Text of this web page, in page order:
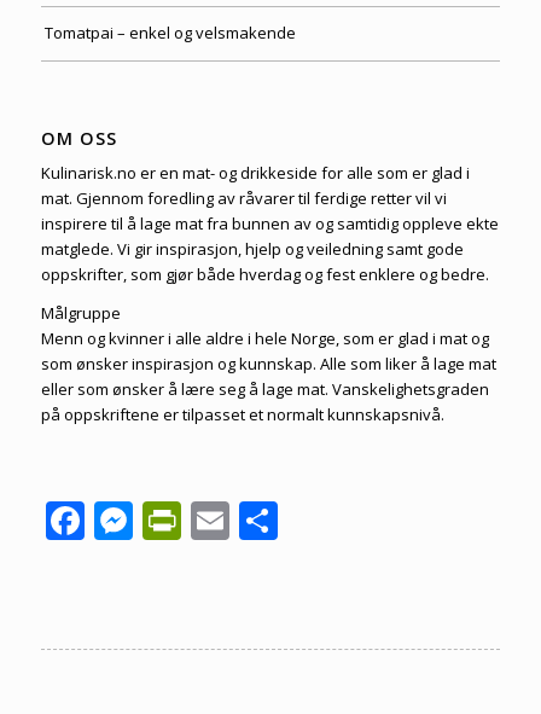
Tomatpai – enkel og velsmakende
OM OSS
Kulinarisk.no er en mat- og drikkeside for alle som er glad i
mat. Gjennom foredling av råvarer til ferdige retter vil vi
inspirere til å lage mat fra bunnen av og samtidig oppleve ekte
matglede. Vi gir inspirasjon, hjelp og veiledning samt gode
oppskrifter, som gjør både hverdag og fest enklere og bedre.
Målgruppe
Menn og kvinner i alle aldre i hele Norge, som er glad i mat og
som ønsker inspirasjon og kunnskap. Alle som liker å lage mat
eller som ønsker å lære seg å lage mat. Vanskelighetsgraden
på oppskriftene er tilpasset et normalt kunnskapsnivå.
Facebook
Messenger
PrintFriendly
EmailShare